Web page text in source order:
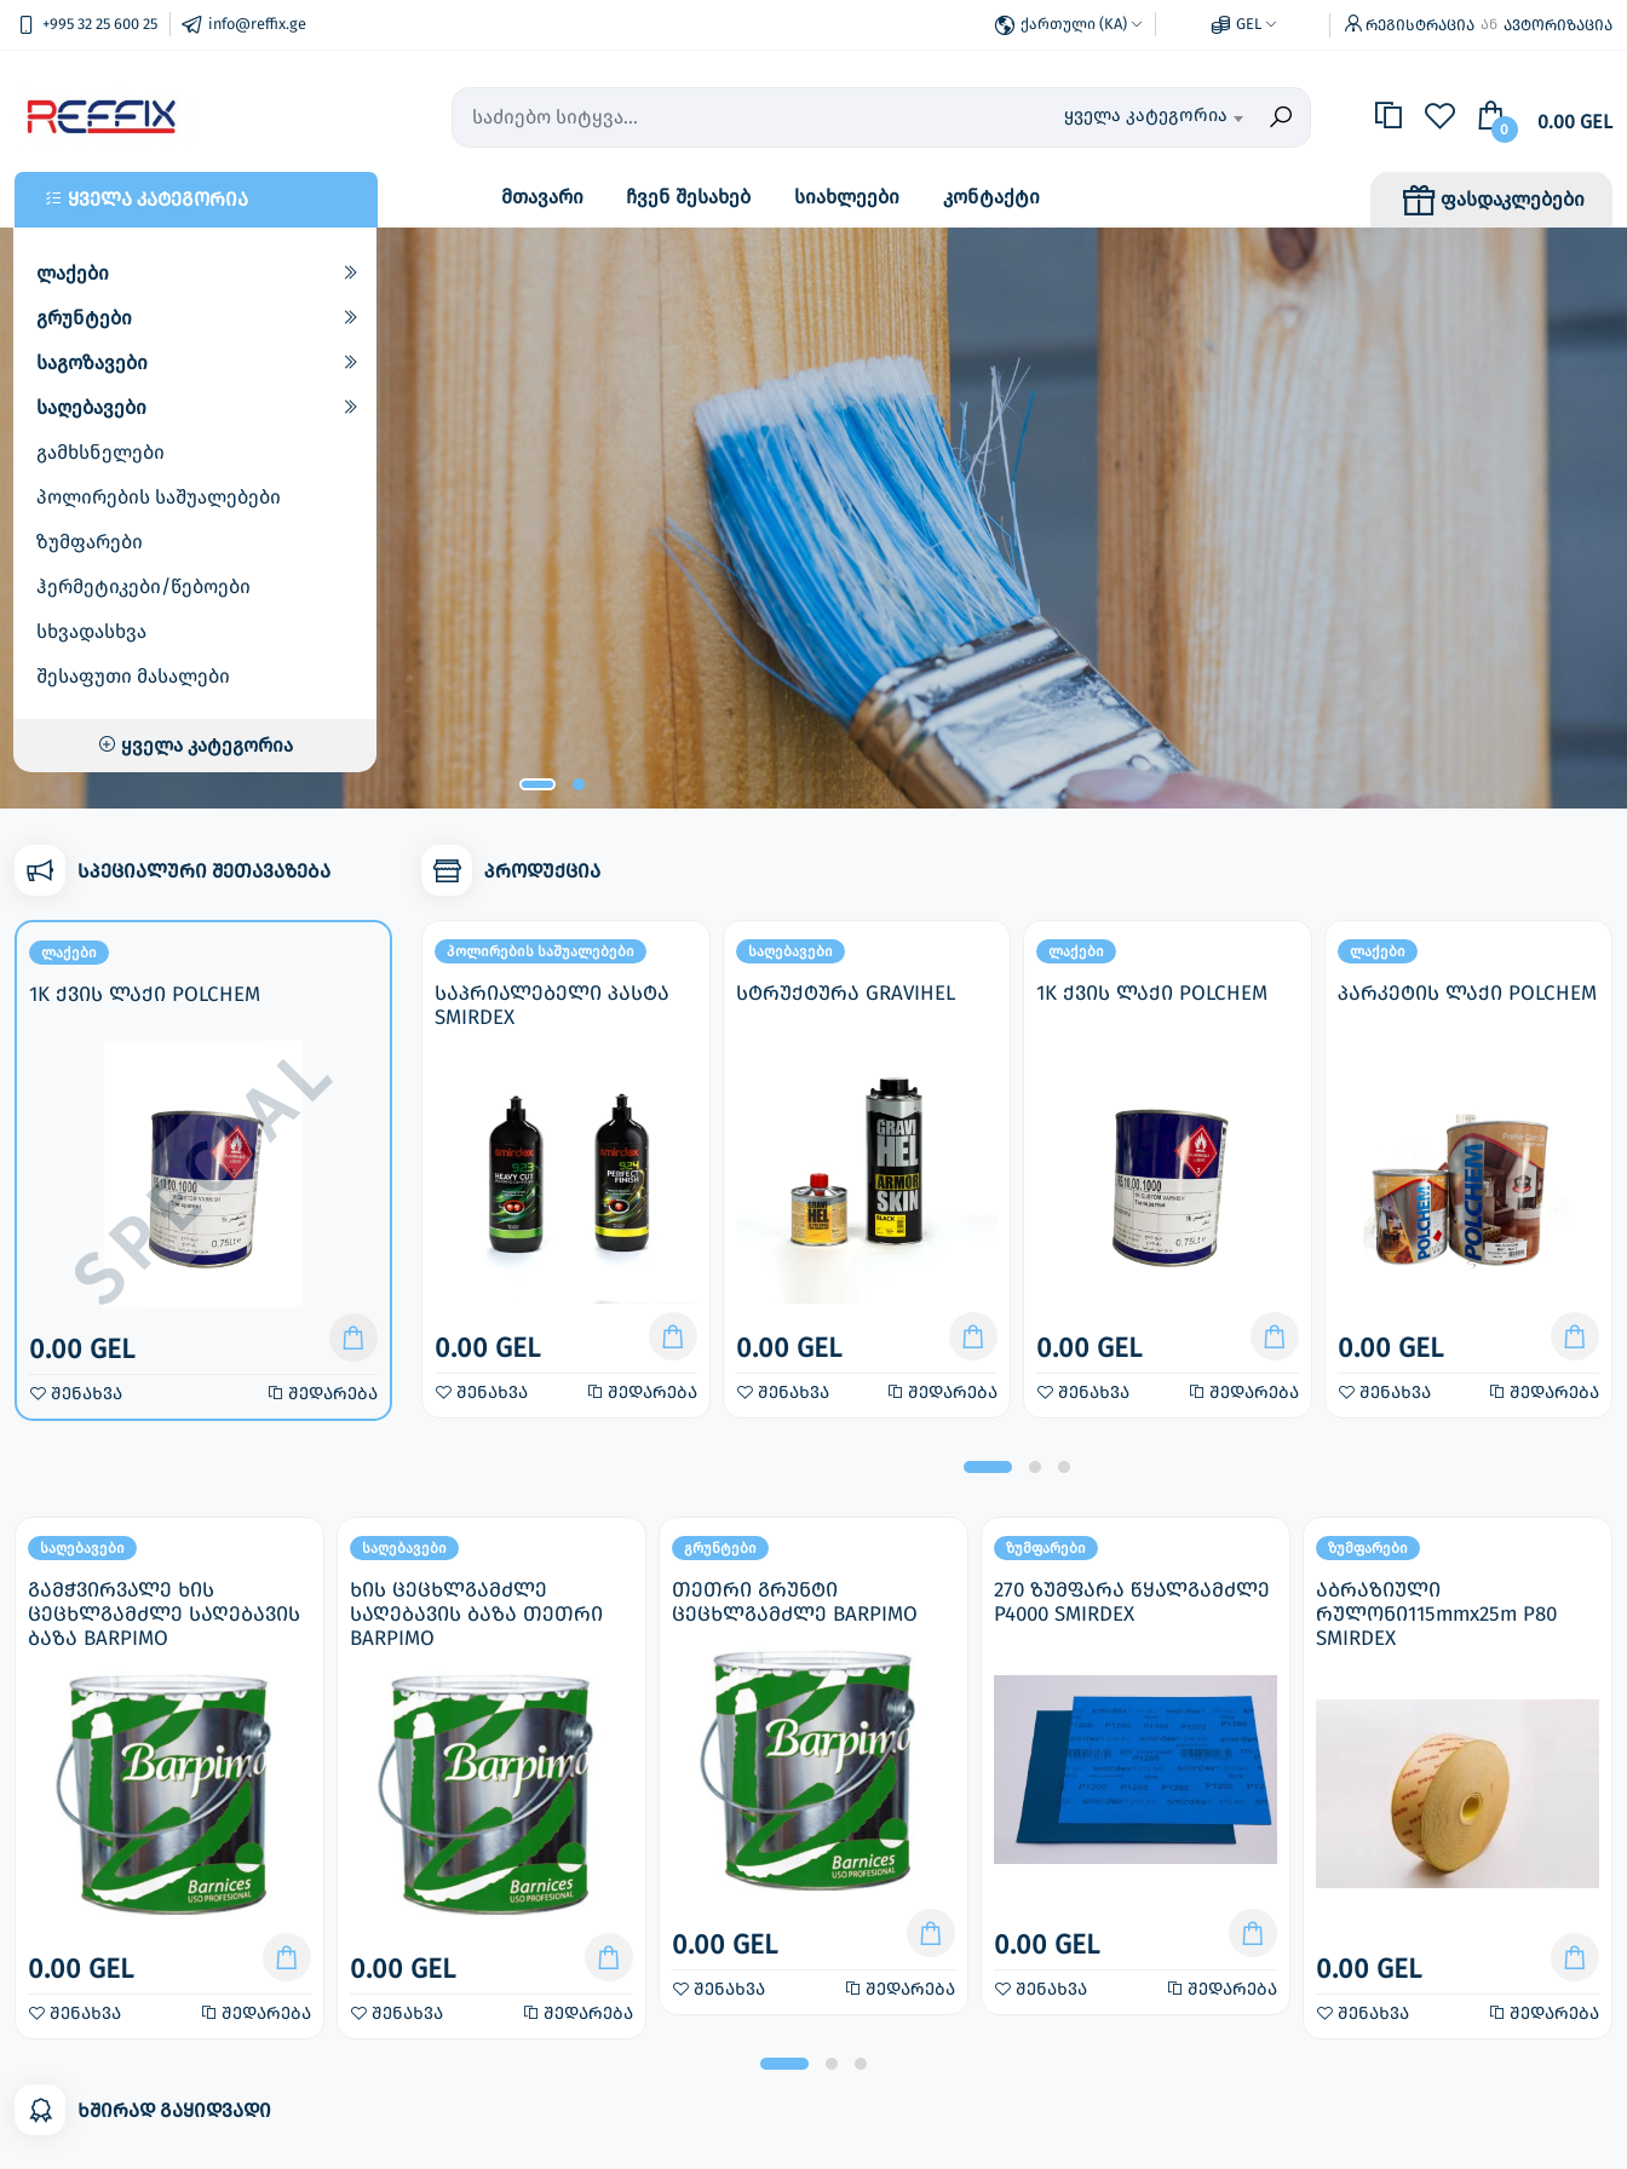
+995 32 25 600 25 info@reffix.ge ქართული (KA) GEL რეგისტრაცია ან ავტორიზაცია
ყველა კატეგორია
0 0.00 GEL
ყველა კატეგორია
ლაქები
გრუნტები
საგოზავები
საღებავები
გამხსნელები
პოლირების საშუალებები
ზუმფარები
ჰერმეტიკები/წებოები
სხვადასხვა
შესაფუთი მასალები
ყველა კატეგორია
მთავარი ჩვენ შესახებ სიახლეები კონტაქტი ფასდაკლებები
სპეციალური შეთავაზება
ლაქები
1K ქვის ლაქი POLCHEM
0.00 GEL
შენახვა შედარება
პროდუქცია
შედარება
თხევადი ლურსმანი
0.00 GEL
შედარება
პოლირების საშუალებები
საპრიალებელი პასტა
SMIRDEX
0.00 GEL
შენახვა შედარება
საღებავები
სტრუქტურა GRAVIHEL
0.00 GEL
შენახვა შედარება
ლაქები
1K ქვის ლაქი POLCHEM
0.00 GEL
შენახვა შედარება
ლაქები
პარკეტის ლაქი POLCHEM
0.00 GEL
შენახვა შედარება
საღებავები
გამჭვირვალე ხის
ცეცხლგამძლე საღებავის
ბაზა BARPIMO
0.00 GEL
შენახვა შედარება
საღებავები
ხის ცეცხლგამძლე
საღებავის ბაზა თეთრი
BARPIMO
0.00 GEL
შენახვა შედარება
გრუნტები
თეთრი გრუნტი
ცეცხლგამძლე BARPIMO
0.00 GEL
შენახვა შედარება
ზუმფარები
270 ზუმფარა წყალგამძლე
P4000 SMIRDEX
0.00 GEL
შენახვა შედარება
ზუმფარები
აბრაზიული
რულონი115mmx25m P80
SMIRDEX
0.00 GEL
შენახვა შედარება
ხშირად გაყიდვადი